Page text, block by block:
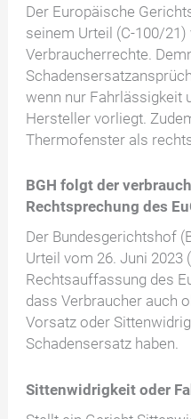
Der Europäische
seinem Urteil (C-100/
Verbraucherrechte.
wenn nur Fahrlässigkeit
Hersteller vorliegt.
Thermofenster als
BGH folgt der
Rechtsprechung des
Der Bundesgerichtshof
Urteil vom 26. Juni 2023
Rechtsauffassung des
dass Verbraucher auch
Vorsatz oder
Schadensersatz haben.
Sittenwidrigkeit oder